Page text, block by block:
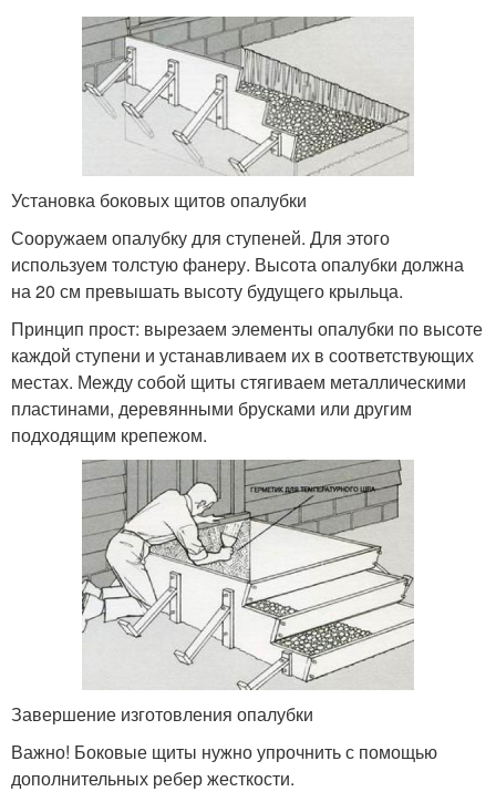
Установка боковых щитов опалубки
Сооружаем опалубку для ступеней. Для этого
используем толстую фанеру. Высота опалубки должна
на 20 см превышать высоту будущего крыльца.
Принцип прост: вырезаем элементы опалубки по высоте
каждой ступени и устанавливаем их в соответствующих
местах. Между собой щиты стягиваем металлическими
пластинами, деревянными брусками или другим
подходящим крепежом.
Завершение изготовления опалубки
Важно! Боковые щиты нужно упрочнить с помощью
дополнительных ребер жесткости.